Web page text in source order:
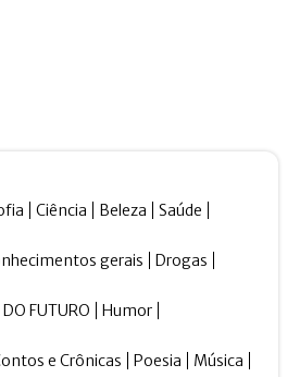
Ciência Beleza Saúde
gerais Drogas
FUTURO Humor
e Crônicas Poesia Música